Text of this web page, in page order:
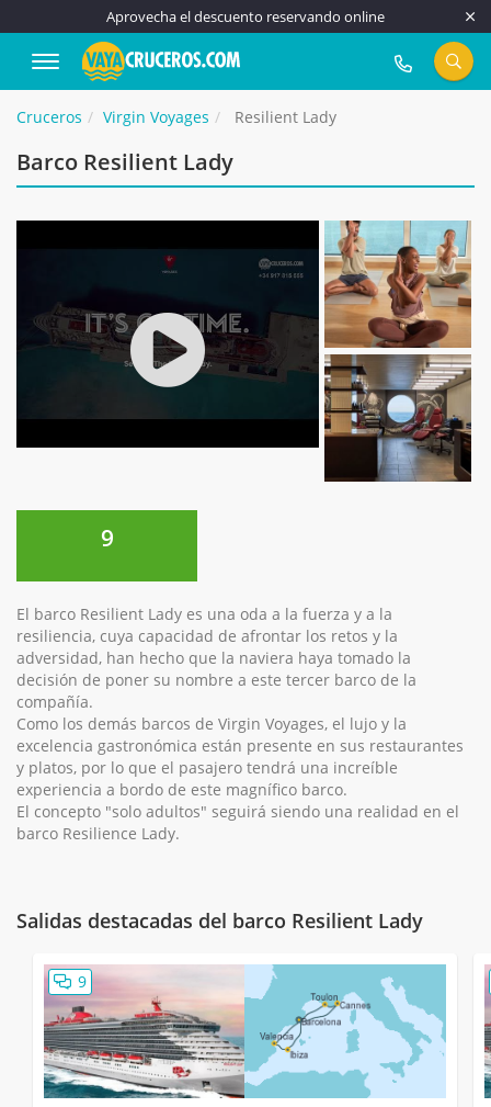
Aprovecha el descuento reservando online
917 815 555
Cruceros Virgin Voyages Resilient Lady
Barco Resilient Lady
9
El barco Resilient Lady es una oda a la fuerza y a la
resiliencia, cuya capacidad de afrontar los retos y la
adversidad, han hecho que la naviera haya tomado la
decisión de poner su nombre a este tercer barco de la
compañía.
Como los demás barcos de Virgin Voyages, el lujo y la
excelencia gastronómica están presente en sus restaurantes
y platos, por lo que el pasajero tendrá una increíble
experiencia a bordo de este magnífico barco.
El concepto "solo adultos" seguirá siendo una realidad en el
barco Resilience Lady.
Salidas destacadas del barco Resilient Lady
9